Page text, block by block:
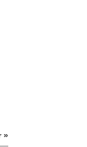
»